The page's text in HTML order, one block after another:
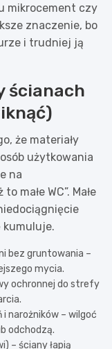
mikrocement czy
znaczenie, bo
i trudniej ją
ścianach
że materiały
użytkowania
na
małe WC”. Małe
kumuluje.
bez gruntowania –
mycia.
ochronnej do strefy
i narożników – wilgoć
odchodzą.
– ściany łapią